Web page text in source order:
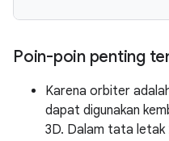
Poin-poin penting
Karena orbiter
dapat digunakan
3D. Dalam tata letak